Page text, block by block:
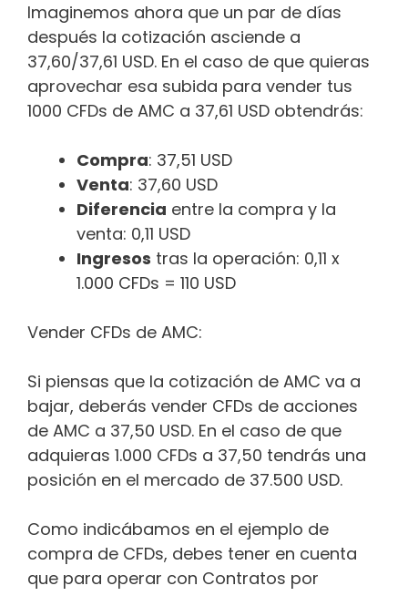
Imaginemos ahora que un par de días
después la cotización asciende a
37,60/37,61 USD. En el caso de que quieras
aprovechar esa subida para vender tus
1000 CFDs de AMC a 37,61 USD obtendrás:
Compra: 37,51 USD
Venta: 37,60 USD
Diferencia entre la compra y la
venta: 0,11 USD
Ingresos tras la operación: 0,11 x
1.000 CFDs = 110 USD
Vender CFDs de AMC:
Si piensas que la cotización de AMC va a
bajar, deberás vender CFDs de acciones
de AMC a 37,50 USD. En el caso de que
adquieras 1.000 CFDs a 37,50 tendrás una
posición en el mercado de 37.500 USD.
Como indicábamos en el ejemplo de
compra de CFDs, debes tener en cuenta
que para operar con Contratos por